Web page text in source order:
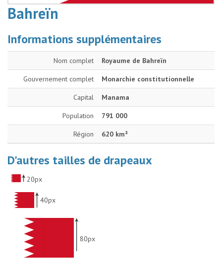
Bahreïn
Informations supplémentaires
Nom complet Royaume de Bahreïn
Gouvernement complet Monarchie constitutionnelle
Capital Manama
Population 791 000
Région 620 km²
D'autres tailles de drapeaux
20px
40px
80px